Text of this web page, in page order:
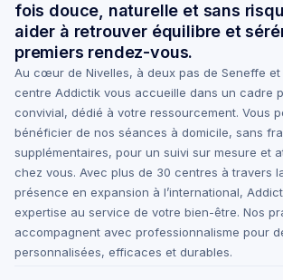
fois douce, naturelle et sans
aider à retrouver équilibre et
premiers rendez-vous.
Au cœur de Nivelles, à deux pas de Seneffe et
centre Addictik vous accueille dans un cadre
convivial, dédié à votre ressourcement. Vous
bénéficier de nos séances à domicile, sans
supplémentaires, pour un suivi sur mesure et
chez vous. Avec plus de 30 centres à travers
présence en expansion à l’international,
expertise au service de votre bien-être. Nos
accompagnent avec professionnalisme pour
personnalisées, efficaces et durables.